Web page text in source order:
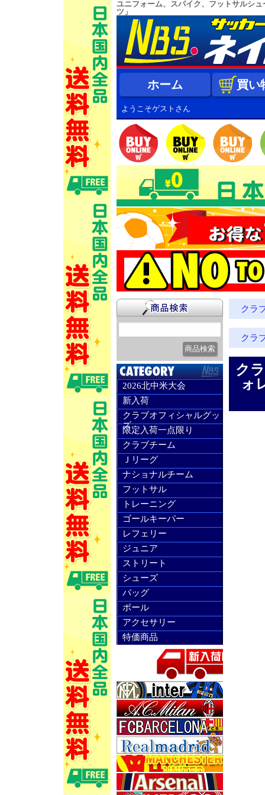
ユニフォーム、スパイク、フットサルシ
ツ」
ホーム 買い
ようこそゲストさん
2026北中米大会
新入荷
クラブオフィシャルグッ
ズ
限定入荷一点限り
クラブチーム
Ｊリーグ
ナショナルチーム
フットサル
トレーニング
ゴールキーパー
レフェリー
ジュニア
ストリート
シューズ
バッグ
ボール
アクセサリー
特価商品
クラ
クラ
ク
ォ